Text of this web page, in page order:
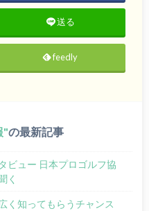
送る
feedly
の最新記事
ビュー 日本プロゴルフ協
く
く知ってもらうチャンス